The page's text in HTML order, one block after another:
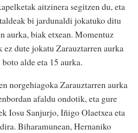
aitzinera segitzen du, eta
bi jardunaldi jokatuko ditu
aurka, biak etxean. Momentuz
dute jokatu Zarauztarren aurka
alde eta 15 aurka.
norgehiagoka Zarauztarren aurka
afaldu ondotik, eta gure
Iosu Sanjurjo, Iñigo Olaetxea eta
Biharamunean, Hernaniko